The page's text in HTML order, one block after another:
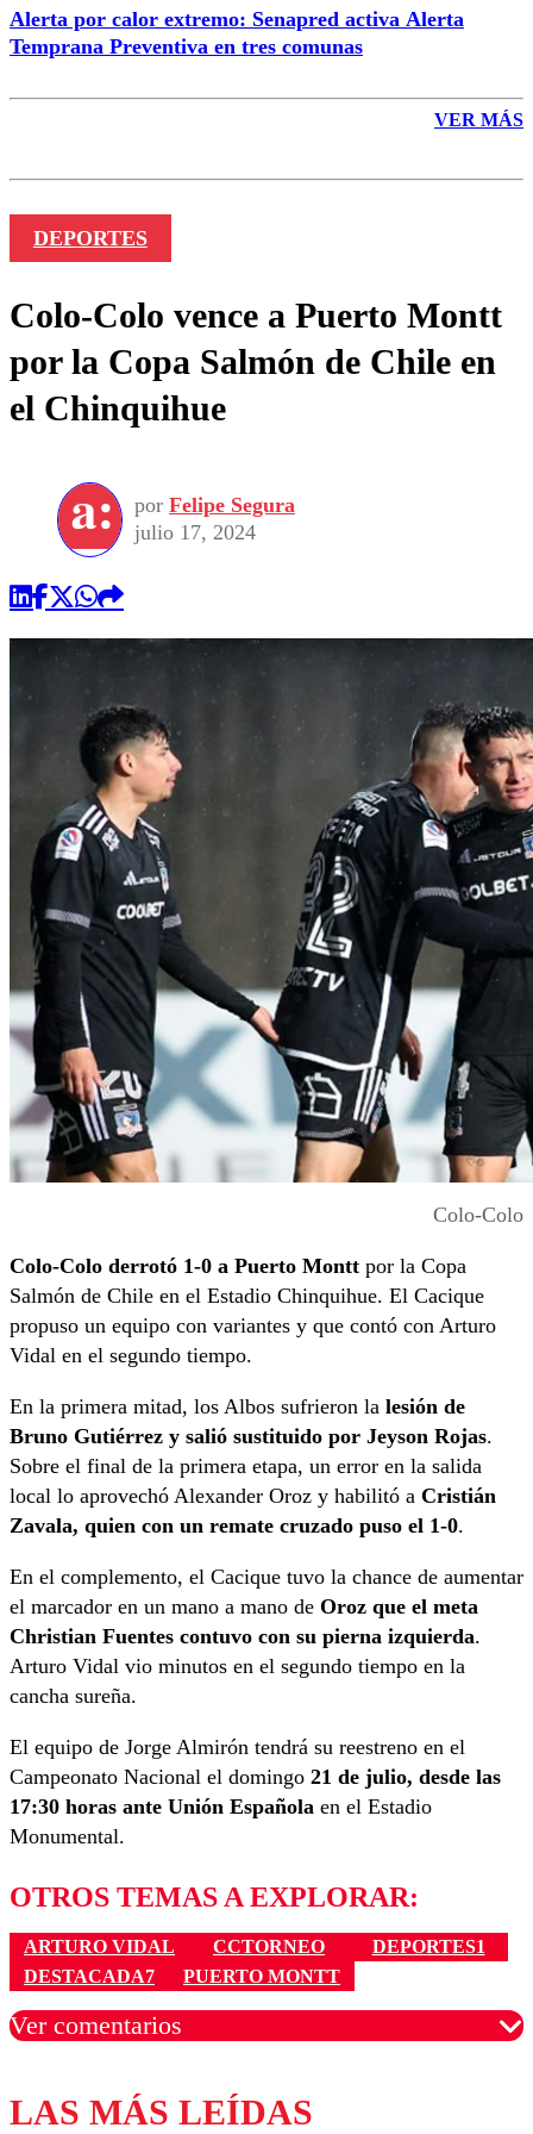
Alerta por calor extremo: Senapred activa Alerta
Temprana Preventiva en tres comunas
VER MÁS
DEPORTES
Colo-Colo vence a Puerto Montt
por la Copa Salmón de Chile en
el Chinquihue
por Felipe Segura
julio 17, 2024
Colo-Colo
Colo-Colo derrotó 1-0 a Puerto Montt por la Copa
Salmón de Chile en el Estadio Chinquihue. El Cacique
propuso un equipo con variantes y que contó con Arturo
Vidal en el segundo tiempo.
En la primera mitad, los Albos sufrieron la lesión de
Bruno Gutiérrez y salió sustituido por Jeyson Rojas.
Sobre el final de la primera etapa, un error en la salida
local lo aprovechó Alexander Oroz y habilitó a Cristián
Zavala, quien con un remate cruzado puso el 1-0.
En el complemento, el Cacique tuvo la chance de aumentar
el marcador en un mano a mano de Oroz que el meta
Christian Fuentes contuvo con su pierna izquierda.
Arturo Vidal vio minutos en el segundo tiempo en la
cancha sureña.
El equipo de Jorge Almirón tendrá su reestreno en el
Campeonato Nacional el domingo 21 de julio, desde las
17:30 horas ante Unión Española en el Estadio
Monumental.
OTROS TEMAS A EXPLORAR:
ARTURO VIDAL CCTORNEO
DEPORTES1
DESTACADA7
PUERTO MONTT
Ver comentarios
Los comentarios son moderados para garantizar un
diálogo respetuoso.
LAS MÁS LEÍDAS